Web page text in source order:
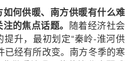
如何供暖、南方供暖有什么难
的焦点话题。
随着经济社会
提升，最初划定“秦岭-淮河供
已经有所改变。南方冬季的寒